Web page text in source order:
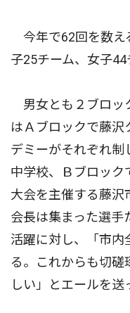
今年で62回を数え
子25チーム、女子44
男女とも２ブロッ
はＡブロックで藤沢
デミーがそれぞれ制
中学校、Ｂブロック
大会を主催する藤沢
会長は集まった選手
活躍に対し、「市内
る。これからも切磋
しい」とエールを送